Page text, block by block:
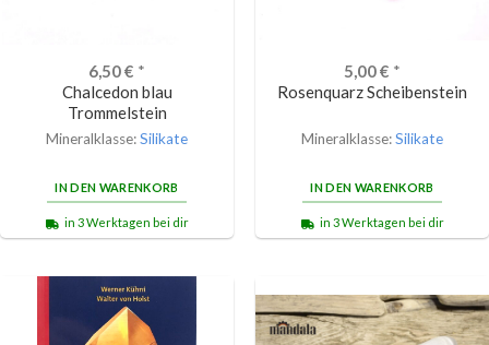
6,50€ *
Chalcedon blau
Trommelstein
Mineralklasse:Silikate
IN DEN WARENKORB
in 3 Werktagen bei dir
5,00€ *
Rosenquarz Scheibenstein
Mineralklasse:Silikate
IN DEN WARENKORB
in 3 Werktagen bei dir